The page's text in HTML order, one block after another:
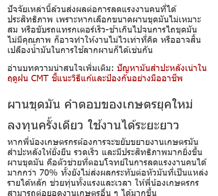
ปัจจัยเหล่านี้ล้วนส่งผลต่อการลดแรงงานคนที่ได้
ประสิทธิภาพ เพราะหากเลือกขนาดผานขุดมันไม่เหมาะ
สม หรือขับรถแทรกเตอร์เร็ว-ช้าเกินไปจนการไถขุดมัน
ไม่มีคุณภาพ ก็อาจทำให้งานไม่ไวเท่าที่คิด หรืออาจสิ้น
เปลืองน้ำมันในการใช้ลากผานก็ได้เช่นกัน
อ่านบทความน่าสนใจเพิ่มเติม: ปัญหามันสำปะหลังเน่าใน
ฤดูฝน CMT ชี้แนะวิธีแก้และป้องกันอย่างมืออาชีพ
ผานขุดมัน คำตอบของเกษตรยุคใหม่
ลงทุนครั้งเดียว ใช้งานได้ระยะยาว
หากพี่น้องเกษตรกรต้องการจะขยับขยายงานเกษตรมัน
สำปะหลังให้ยั่งยืน รวดเร็ว และมีประสิทธิภาพมากยิ่งขึ้น
ผานขุดมัน คือตัวช่วยที่ตอบโจทย์ในการลดแรงงานคนได้
มากกว่า 70% ทั้งยังไม่ส่งผลกระทับต่อหัวมันที่เป็นแหล่ง
รายได้หลัก ช่วยทุ่นทั้งแรงและเวลา ให้พี่น้องเกษตรกร
สามารถต่อยอดงานเกษตรอื่น ๆ ได้มากขึ้น